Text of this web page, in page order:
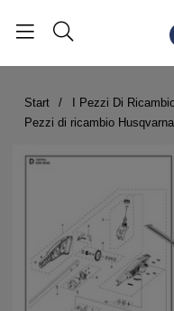
Start I Pezzi Di
Pezzi di ricambio